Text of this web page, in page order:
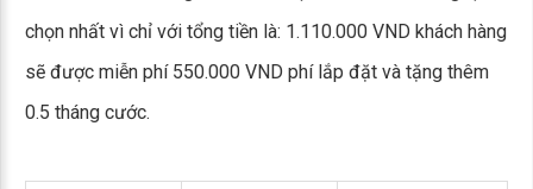
chọn nhất vì chỉ với tổng tiền là: 1.110.000 VND khách hàng
sẽ được miễn phí 550.000 VND phí lắp đặt và tặng thêm
0.5 tháng cước.